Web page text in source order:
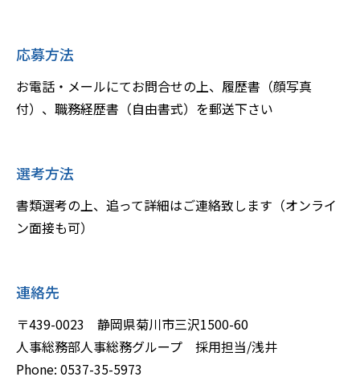
応募方法
お電話・メールにてお問合せの上、履歴書（顔写真
付）、職務経歴書（自由書式）を郵送下さい
選考方法
書類選考の上、追って詳細はご連絡致します（オンライ
ン面接も可）
連絡先
〒439-0023 静岡県菊川市三沢1500-60
人事総務部人事総務グループ 採用担当/浅井
Phone: 0537-35-5973